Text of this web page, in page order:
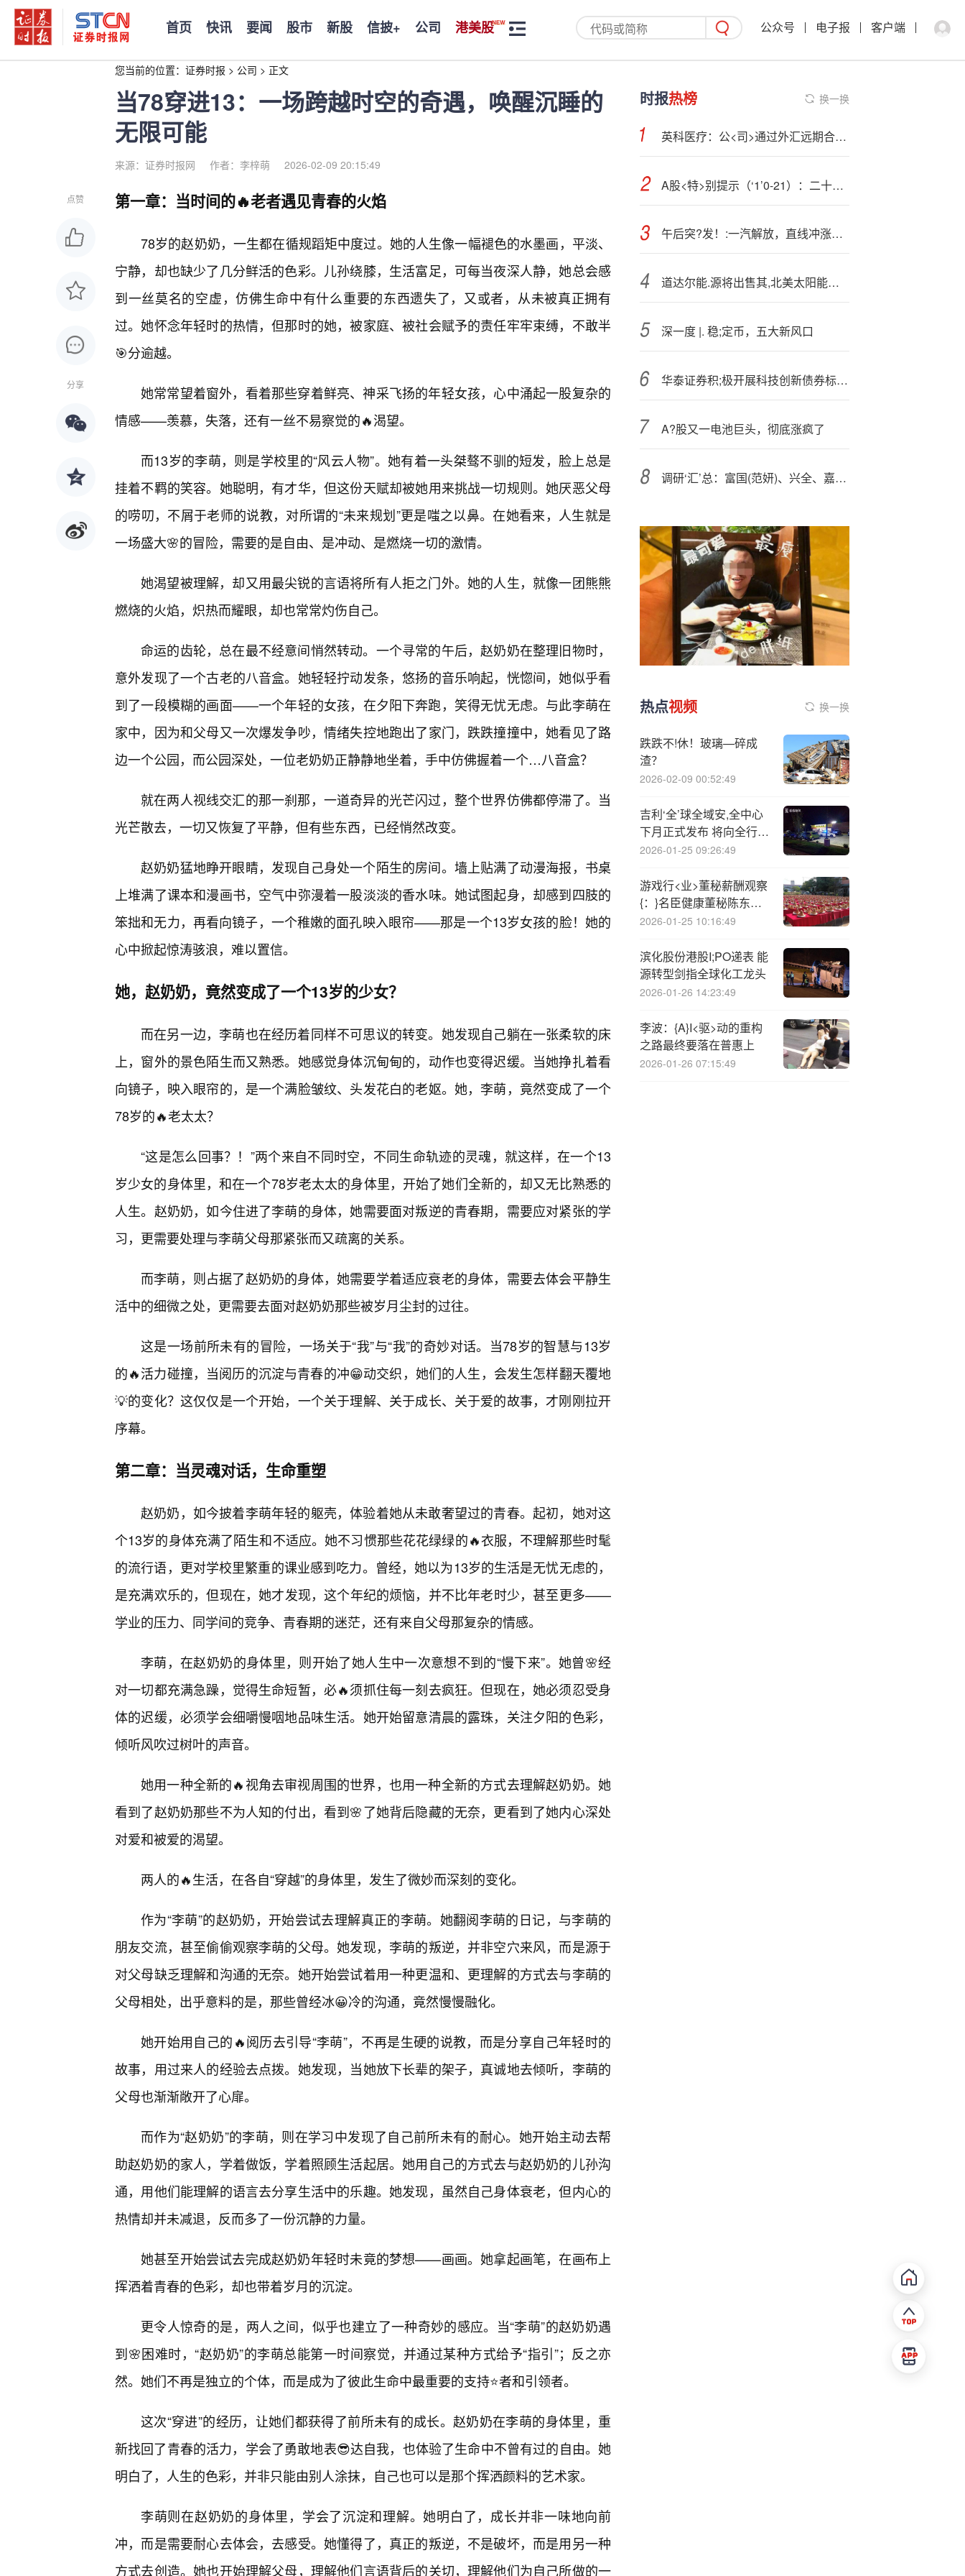
首页 快讯 要闻 股市 新股 信披+ 公司 港美股 公众号 电子报 客户端
您当前的位置： 证券时报 > 公司 > 正文
当78穿进13：一场跨越时空的奇遇，唤醒沉睡的
无限可能
来源：证券时报网 作者：李梓萌 2026-02-09 20:15:49
点赞
分享
第一章：当时间的🔥老者遇见青春的火焰
78岁的赵奶奶，一生都在循规蹈矩中度过。她的人生像一幅褪色的水墨画，平淡、
宁静，却也缺少了几分鲜活的色彩。儿孙绕膝，生活富足，可每当夜深人静，她总会感
到一丝莫名的空虚，仿佛生命中有什么重要的东西遗失了，又或者，从未被真正拥有
过。她怀念年轻时的热情，但那时的她，被家庭、被社会赋予的责任牢牢束缚，不敢半
🎯分逾越。
她常常望着窗外，看着那些穿着鲜亮、神采飞扬的年轻女孩，心中涌起一股复杂的
情感——羡慕，失落，还有一丝不易察觉的🔥渴望。
而13岁的李萌，则是学校里的“风云人物”。她有着一头桀骜不驯的短发，脸上总是
挂着不羁的笑容。她聪明，有才华，但这份天赋却被她用来挑战一切规则。她厌恶父母
的唠叨，不屑于老师的说教，对所谓的“未来规划”更是嗤之以鼻。在她看来，人生就是
一场盛大🌸的冒险，需要的是自由、是冲动、是燃烧一切的激情。
她渴望被理解，却又用最尖锐的言语将所有人拒之门外。她的人生，就像一团熊熊
燃烧的火焰，炽热而耀眼，却也常常灼伤自己。
命运的齿轮，总在最不经意间悄然转动。一个寻常的午后，赵奶奶在整理旧物时，
意外发现了一个古老的八音盒。她轻轻拧动发条，悠扬的音乐响起，恍惚间，她似乎看
到了一段模糊的画面——一个年轻的女孩，在夕阳下奔跑，笑得无忧无虑。与此李萌在
家中，因为和父母又一次爆发争吵，情绪失控地跑出了家门，跌跌撞撞中，她看见了路
边一个公园，而公园深处，一位老奶奶正静静地坐着，手中仿佛握着一个…八音盒？
就在两人视线交汇的那一刹那，一道奇异的光芒闪过，整个世界仿佛都停滞了。当
光芒散去，一切又恢复了平静，但有些东西，已经悄然改变。
赵奶奶猛地睁开眼睛，发现自己身处一个陌生的房间。墙上贴满了动漫海报，书桌
上堆满了课本和漫画书，空气中弥漫着一股淡淡的香水味。她试图起身，却感到四肢的
笨拙和无力，再看向镜子，一个稚嫩的面孔映入眼帘——那是一个13岁女孩的脸！她的
心中掀起惊涛骇浪，难以置信。
她，赵奶奶，竟然变成了一个13岁的少女？
而在另一边，李萌也在经历着同样不可思议的转变。她发现自己躺在一张柔软的床
上，窗外的景色陌生而又熟悉。她感觉身体沉甸甸的，动作也变得迟缓。当她挣扎着看
向镜子，映入眼帘的，是一个满脸皱纹、头发花白的老妪。她，李萌，竟然变成了一个
78岁的🔥老太太？
“这是怎么回事？！”两个来自不同时空，不同生命轨迹的灵魂，就这样，在一个13
岁少女的身体里，和在一个78岁老太太的身体里，开始了她们全新的，却又无比熟悉的
人生。赵奶奶，如今住进了李萌的身体，她需要面对叛逆的青春期，需要应对紧张的学
习，更需要处理与李萌父母那紧张而又疏离的关系。
而李萌，则占据了赵奶奶的身体，她需要学着适应衰老的身体，需要去体会平静生
活中的细微之处，更需要去面对赵奶奶那些被岁月尘封的过往。
这是一场前所未有的冒险，一场关于“我”与“我”的奇妙对话。当78岁的智慧与13岁
的🔥活力碰撞，当阅历的沉淀与青春的冲😁动交织，她们的人生，会发生怎样翻天覆地
💡的变化？这仅仅是一个开始，一个关于理解、关于成长、关于爱的故事，才刚刚拉开
序幕。
第二章：当灵魂对话，生命重塑
赵奶奶，如今披着李萌年轻的躯壳，体验着她从未敢奢望过的青春。起初，她对这
个13岁的身体充满了陌生和不适应。她不习惯那些花花绿绿的🔥衣服，不理解那些时髦
的流行语，更对学校里繁重的课业感到吃力。曾经，她以为13岁的生活是无忧无虑的，
是充满欢乐的，但现在，她才发现，这个年纪的烦恼，并不比年老时少，甚至更多——
学业的压力、同学间的竞争、青春期的迷茫，还有来自父母那复杂的情感。
李萌，在赵奶奶的身体里，则开始了她人生中一次意想不到的“慢下来”。她曾🌸经
对一切都充满急躁，觉得生命短暂，必🔥须抓住每一刻去疯狂。但现在，她必须忍受身
体的迟缓，必须学会细嚼慢咽地品味生活。她开始留意清晨的露珠，关注夕阳的色彩，
倾听风吹过树叶的声音。
她用一种全新的🔥视角去审视周围的世界，也用一种全新的方式去理解赵奶奶。她
看到了赵奶奶那些不为人知的付出，看到🌸了她背后隐藏的无奈，更看到了她内心深处
对爱和被爱的渴望。
两人的🔥生活，在各自“穿越”的身体里，发生了微妙而深刻的变化。
作为“李萌”的赵奶奶，开始尝试去理解真正的李萌。她翻阅李萌的日记，与李萌的
朋友交流，甚至偷偷观察李萌的父母。她发现，李萌的叛逆，并非空穴来风，而是源于
对父母缺乏理解和沟通的无奈。她开始尝试着用一种更温和、更理解的方式去与李萌的
父母相处，出乎意料的是，那些曾经冰😀冷的沟通，竟然慢慢融化。
她开始用自己的🔥阅历去引导“李萌”，不再是生硬的说教，而是分享自己年轻时的
故事，用过来人的经验去点拨。她发现，当她放下长辈的架子，真诚地去倾听，李萌的
父母也渐渐敞开了心扉。
而作为“赵奶奶”的李萌，则在学习中发现了自己前所未有的耐心。她开始主动去帮
助赵奶奶的家人，学着做饭，学着照顾生活起居。她用自己的方式去与赵奶奶的儿孙沟
通，用他们能理解的语言去分享生活中的乐趣。她发现，虽然自己身体衰老，但内心的
热情却并未减退，反而多了一份沉静的力量。
她甚至开始尝试去完成赵奶奶年轻时未竟的梦想——画画。她拿起画笔，在画布上
挥洒着青春的色彩，却也带着岁月的沉淀。
更令人惊奇的是，两人之间，似乎也建立了一种奇妙的感应。当“李萌”的赵奶奶遇
到🌸困难时，“赵奶奶”的李萌总能第一时间察觉，并通过某种方式给予“指引”；反之亦
然。她们不再是独立的个体，而是成为了彼此生命中最重要的支持⭐者和引领者。
这次“穿进”的经历，让她们都获得了前所未有的成长。赵奶奶在李萌的身体里，重
新找回了青春的活力，学会了勇敢地表😎达自我，也体验了生命中不曾有过的自由。她
明白了，人生的色彩，并非只能由别人涂抹，自己也可以是那个挥洒颜料的艺术家。
李萌则在赵奶奶的身体里，学会了沉淀和理解。她明白了，成长并非一味地向前
冲，而是需要耐心去体会，去感受。她懂得了，真正的叛逆，不是破坏，而是用另一种
方式去创造。她也开始理解父母，理解他们言语背后的关切，理解他们为自己所做的一
时报热榜 换一换
英科医疗：公<司>通过外汇远期合约等工具对冲美元贬值风险
A股<特>别提示（‘1’0-21）：二十届四中全会召开，共绘“十五五”发展蓝图
午后突?发！:一汽解放，直线冲涨停！科创50大涨逾2%！
道达尔能.源将出售其,北美太阳能投资组合50%的股权
深一度 |. 稳;定币，五大新风口
华泰证券积;极开展科技创新债券标准篮子做市
A?股又一电池巨头，彻底涨疯了
调研‘汇’总：富国(范妍)、兴全、嘉实基金等76家明星机构调研天华新能！
热点视频 换一换
跌跌不!休！玻璃—碎成
渣？
2026-02-09 00:52:49
吉利‘全’球全域安,全中心
下月正式发布 将向全行业
共享
2026-01-25 09:26:49
游戏行<业>董秘薪酬观察
{：}名臣健康董秘陈东松
任职长达10年之久 年薪
薪酬的一半
2026-01-25 10:16:49
滨化股份港股I;PO递表 能
源转型剑指全球化工龙头
2026-01-26 14:23:49
李波：{A}I<驱>动的重构
之路最终要落在普惠上
2026-01-26 07:15:49